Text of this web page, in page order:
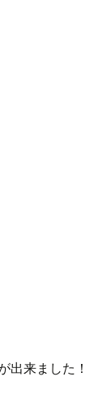
出来ました！